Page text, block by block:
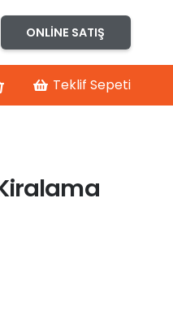
ONLINE SATIŞ
Teklif Sepeti